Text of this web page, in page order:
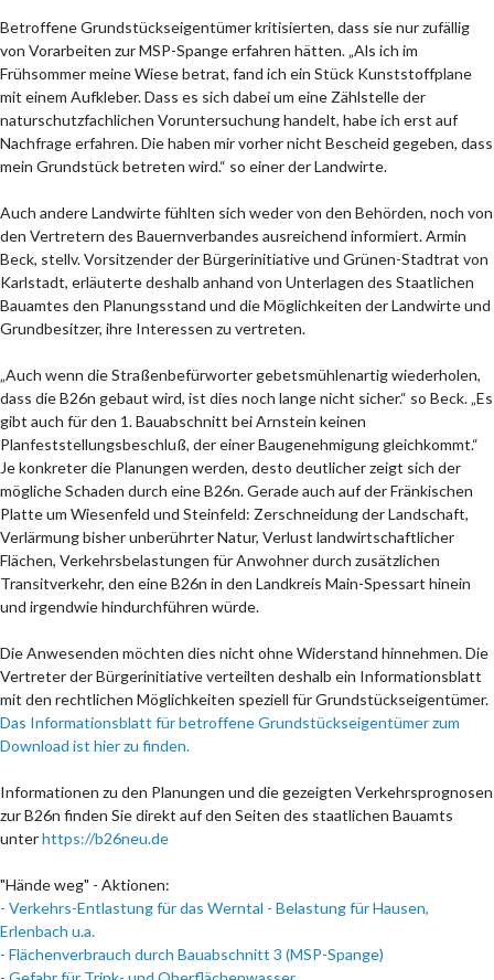
Betroffene Grundstückseigentümer kritisierten, dass sie nur zufällig
von Vorarbeiten zur MSP-Spange erfahren hätten. „Als ich im
Frühsommer meine Wiese betrat, fand ich ein Stück Kunststoffplane
mit einem Aufkleber. Dass es sich dabei um eine Zählstelle der
naturschutzfachlichen Voruntersuchung handelt, habe ich erst auf
Nachfrage erfahren. Die haben mir vorher nicht Bescheid gegeben, dass
mein Grundstück betreten wird.“ so einer der Landwirte.
Auch andere Landwirte fühlten sich weder von den Behörden, noch von
den Vertretern des Bauernverbandes ausreichend informiert. Armin
Beck, stellv. Vorsitzender der Bürgerinitiative und Grünen-Stadtrat von
Karlstadt, erläuterte deshalb anhand von Unterlagen des Staatlichen
Bauamtes den Planungsstand und die Möglichkeiten der Landwirte und
Grundbesitzer, ihre Interessen zu vertreten.
„Auch wenn die Straßenbefürworter gebetsmühlenartig wiederholen,
dass die B26n gebaut wird, ist dies noch lange nicht sicher.“ so Beck. „Es
gibt auch für den 1. Bauabschnitt bei Arnstein keinen
Planfeststellungsbeschluß, der einer Baugenehmigung gleichkommt.“
Je konkreter die Planungen werden, desto deutlicher zeigt sich der
mögliche Schaden durch eine B26n. Gerade auch auf der Fränkischen
Platte um Wiesenfeld und Steinfeld: Zerschneidung der Landschaft,
Verlärmung bisher unberührter Natur, Verlust landwirtschaftlicher
Flächen, Verkehrsbelastungen für Anwohner durch zusätzlichen
Transitverkehr, den eine B26n in den Landkreis Main-Spessart hinein
und irgendwie hindurchführen würde.
Die Anwesenden möchten dies nicht ohne Widerstand hinnehmen. Die
Vertreter der Bürgerinitiative verteilten deshalb ein Informationsblatt
mit den rechtlichen Möglichkeiten speziell für Grundstückseigentümer.
Das Informationsblatt für betroffene Grundstückseigentümer zum
Download ist hier zu finden.
Informationen zu den Planungen und die gezeigten Verkehrsprognosen
zur B26n finden Sie direkt auf den Seiten des staatlichen Bauamts
unterhttps://b26neu.de
"Hände weg" - Aktionen:
- Verkehrs-Entlastung für das Werntal - Belastung für Hausen,
Erlenbach u.a.
- Flächenverbrauch durch Bauabschnitt 3 (MSP-Spange)